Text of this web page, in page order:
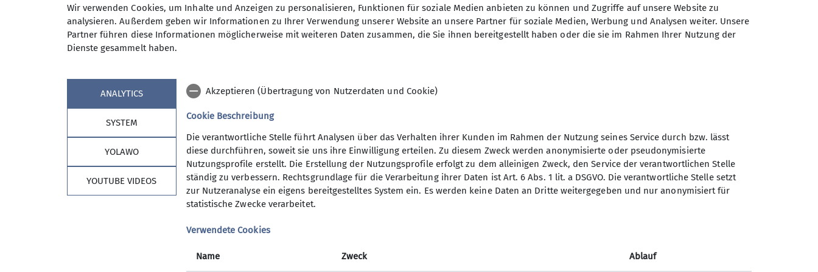
Neben anspruchvollen Bergtouren (bis ca. 1400 Höhenmeter) stehen auch leichtere Berg- und Flachwanderungen (ca. 15
bis 20 km) auf unserem Programm. Dazu kommen Kulturfahrten und -veranstaltungen und jährlich mindestens eine
Wanderwoche in den Bergen sowie im Winter Ski-Unternehmungen.
An den Tourentagen werden die unterschiedlichsten Unternehmungen angeboten. Bei unserem vielfältigen
Bisher ist uns das immer gut gelungen !
Wer uns, eine wirklich sympathische und fröhliche Gruppe kennenlernen will, fasse sich ein Herz und komme am besten
zu unserem Freitagstreffen in den Gasthof Schützenhaus in Gilching (immer 14-tägig von 10:30 bis 11:30 Uhr) und mache
dann vielleicht die nächste Wanderung mit.
Informationen gibts beim Vereinsbeirat für die Wochentagswanderer:
Herbert Meyer 08153 7050 wochentagswanderer@dav-vierseenland.de
Kontakt aufnehmen
Anmeldung bis 30.09.2024
Maximale Teilnehmeranzahl
Sektion Vierseenland
Sektion Vierseenland des
Telefon +4981529839280
Wir verwenden Cookies, um Inhalte und Anzeigen zu personalisieren, Funktionen für soziale Medien anbieten zu können und Zugriffe auf unsere Website zu
analysieren. Außerdem geben wir Informationen zu Ihrer Verwendung unserer Website an unsere Partner für soziale Medien, Werbung und Analysen weiter. Unsere
Partner führen diese Informationen möglicherweise mit weiteren Daten zusammen, die Sie ihnen bereitgestellt haben oder die sie im Rahmen Ihrer Nutzung der
Dienste gesammelt haben.
ANALYTICS
SYSTEM
YOLAWO
YOUTUBE VIDEOS
Akzeptieren (Übertragung von Nutzerdaten und Cookie)
Cookie Beschreibung
Die verantwortliche Stelle führt Analysen über das Verhalten ihrer Kunden im Rahmen der Nutzung seines Service durch bzw. lässt
diese durchführen, soweit sie uns ihre Einwilligung erteilen. Zu diesem Zweck werden anonymisierte oder pseudonymisierte
Nutzungsprofile erstellt. Die Erstellung der Nutzungsprofile erfolgt zu dem alleinigen Zweck, den Service der verantwortlichen Stelle
ständig zu verbessern. Rechtsgrundlage für die Verarbeitung ihrer Daten ist Art. 6 Abs. 1 lit. a DSGVO. Die verantwortliche Stelle setzt
zur Nutzeranalyse ein eigens bereitgestelltes System ein. Es werden keine Daten an Dritte weitergegeben und nur anonymisiert für
statistische Zwecke verarbeitet.
Verwendete Cookies
Name Zweck Ablauf